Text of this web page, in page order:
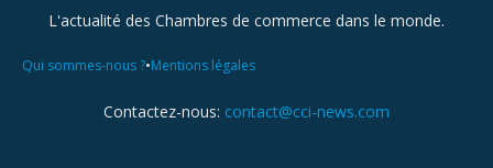
L'actualité des Chambres de commerce dans le monde.
Qui sommes-nous ?•Mentions légales
Contactez-nous: contact@cci-news.com